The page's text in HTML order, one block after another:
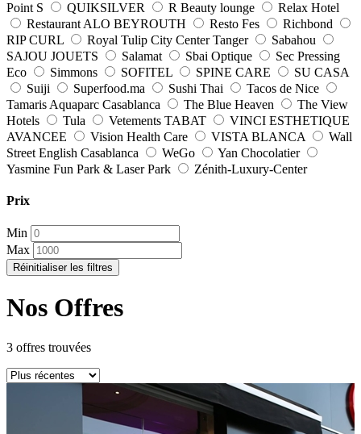
Point S QUIKSILVER R Beauty lounge
Relax Hotel
Restaurant ALO BEYROUTH
Resto Fes
Richbond
RIP CURL
Royal Tulip City Center Tanger
Sabahou
SAJOU JOUETS
Salamat Sbai Optique
Sec Pressing
Eco
Simmons SOFITEL SPINE CARE
SU CASA
Suiji
Superfood.ma Sushi Thai
Tacos de Nice
Tamaris Aquaparc Casablanca
The Blue Heaven
The View
Hotels
Tula Vetements TABAT
VINCI ESTHETIQUE
AVANCEE
Vision Health Care VISTA BLANCA
Wall
Street English Casablanca
WeGo
Yan Chocolatier
Yasmine Fun Park & Laser Park
Zénith-Luxury-Center
Prix
Min
Max
Réinitialiser les filtres
Nos Offres
3 offres trouvées